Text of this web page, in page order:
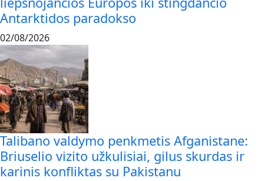
Antarktidos paradokso
02/08/2026
Talibano valdymo penkmetis Afganistane:
Briuselio vizito užkulisiai, gilus skurdas ir
karinis konfliktas su Pakistanu